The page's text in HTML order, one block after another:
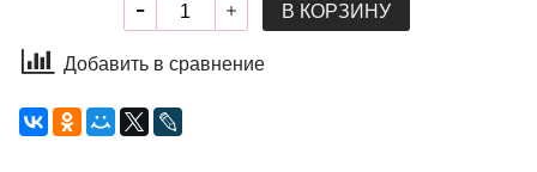
В КОРЗИНУ
Добавить в сравнение